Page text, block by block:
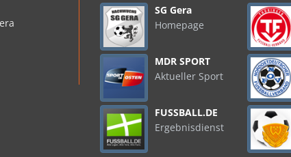
SG Gera
Homepage
MDR SPORT
Aktueller Sport
FUSSBALL.DE
Ergebnisdienst